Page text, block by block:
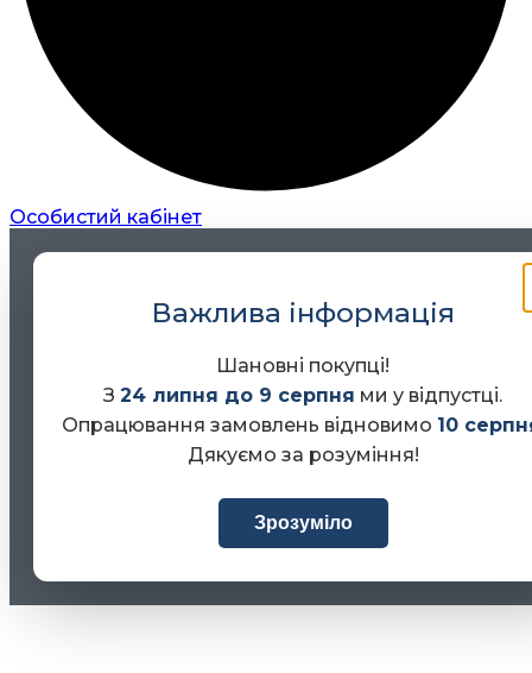
Особистий кабінет
Важлива інформація
Шановні покупці!
З24 липня до 9 серпня ми у відпустці.
Опрацювання замовлень відновимо 10
Дякуємо за розуміння!
Зрозуміло